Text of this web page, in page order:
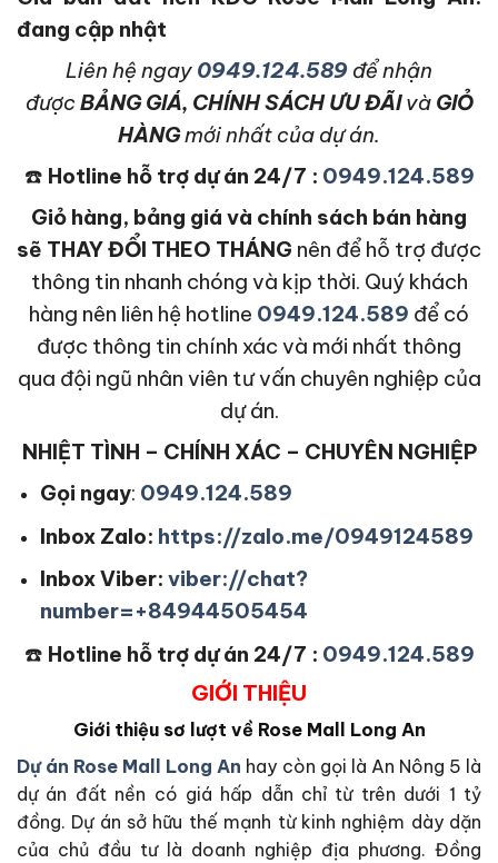
đang cập nhật
Liên hệ ngay 0949.124.589 để nhận
được BẢNG GIÁ, CHÍNH SÁCH ƯU ĐÃIvàGIỎ
HÀNGmới nhất của dự án.
☎️ Hotline hỗ trợ dự án 24/7 : 0949.124.589
Giỏ hàng, bảng giá và chính sách bán hàng
sẽ THAY ĐỔI THEO THÁNG nên để hỗ trợ được
thông tin nhanh chóng và kịp thời. Quý khách
hàng nên liên hệ hotline 0949.124.589 để có
được thông tin chính xác và mới nhất thông
qua đội ngũ nhân viên tư vấn chuyên nghiệp của
dự án.
NHIỆT TÌNH – CHÍNH XÁC – CHUYÊN NGHIỆP
Gọi ngay: 0949.124.589
Inbox Zalo: https://zalo.me/0949124589
Inbox Viber: viber://chat?
number=+84944505454
☎️ Hotline hỗ trợ dự án 24/7 : 0949.124.589
GIỚI THIỆU
Giới thiệu sơ lượt về Rose Mall Long An
Dự án Rose Mall Long An hay còn gọi là An Nông 5 là
dự án đất nền có giá hấp dẫn chỉ từ trên dưới 1 tỷ
đồng. Dự án sở hữu thế mạnh từ kinh nghiệm dày dặn
của chủ đầu tư là doanh nghiệp địa phương. Đồng